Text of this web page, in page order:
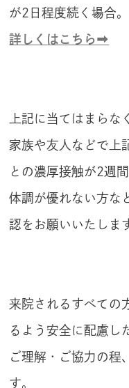
が2日程度続く場合。
詳しくはこちら➡
上記に当てはまらな
家族や友人などで上
との濃厚接触が2週
体調が優れない方な
認をお願いいたしま
来院されるすべての
るよう安全に配慮し
ご理解・ご協力の程
す。